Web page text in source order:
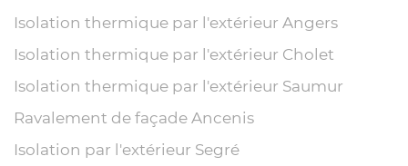
Isolation thermique par l'extérieur Angers
Isolation thermique par l'extérieur Cholet
Isolation thermique par l'extérieur Saumur
Ravalement de façade Ancenis
Isolation par l'extérieur Segré